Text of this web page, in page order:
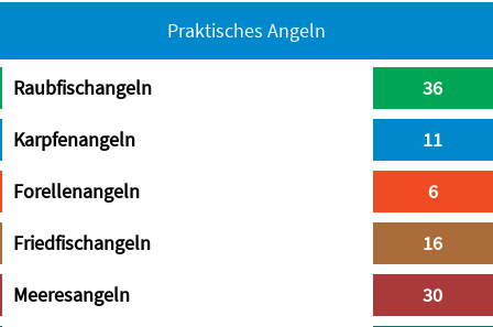
Praktisches Angeln
Raubfischangeln 36
Karpfenangeln 11
Forellenangeln 6
Friedfischangeln 16
Meeresangeln 30